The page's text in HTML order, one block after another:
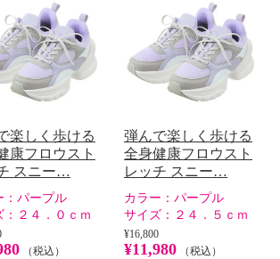
楽しく歩ける
康フロウスト
スニー…
パープル
２４．０ｃｍ
（税込）
弾んで楽しく歩ける
全身健康フロウスト
レッチ スニー…
カラー： パープル
サイズ： ２４．５ｃｍ
¥16,800
¥11,980
（税込）